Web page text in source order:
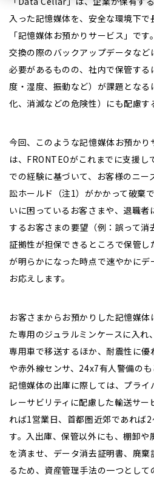
入った記憶媒体を、安全な環境下で
「記憶媒体お預かりサービス」で
交換の際のバックアップデータなど
必要があるものの、社内で保管する
度・湿度、振動など）が課題とな
化、消滅などの危険性）にも配慮す
今回、このような記憶媒体お預か
は、FRONTEOがこれまでに支援し
での経験に基づいて、お客様のニー
訟ホールド（注1）がかかって破棄
いに困っているお客さまや、退職
するお客さまの要望（例：誤って消
証拠性が担保できるところで保管
が明らかになった時点で速やかに
お応えします。
お客さまからお預かりした記憶媒
た専用のジュラルミンケースに入れ
専用車で移送するほか、耐震性に優
や赤外線センサ、24x7有人警備のも
記憶媒体の出庫に際しては、プライ
レーサビリティに配慮した輸送サ
れば1営業日、首都圏近郊であれば
す。入出庫、保管以外にも、棚卸
を済ませ、データ消去証明書、廃
るため、資産管理手法の一つとして